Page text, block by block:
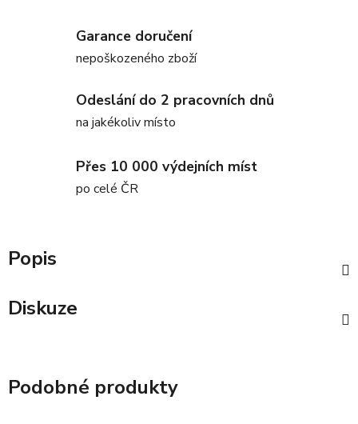
Garance doručení
nepoškozeného zboží
Odeslání do 2 pracovních dnů
na jakékoliv místo
Přes 10 000 výdejních míst
po celé ČR
Popis
Diskuze
Podobné produkty